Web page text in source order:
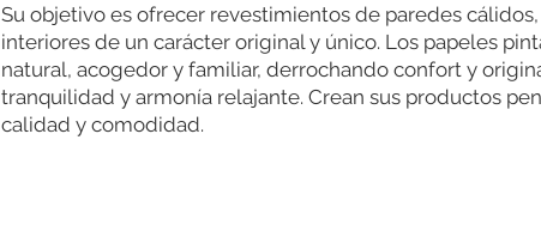
Su objetivo es ofrecer revestimientos de paredes
interiores de un carácter original y único. Los papeles
natural, acogedor y familiar, derrochando confort y
tranquilidad y armonía relajante. Crean sus productos
calidad y comodidad.